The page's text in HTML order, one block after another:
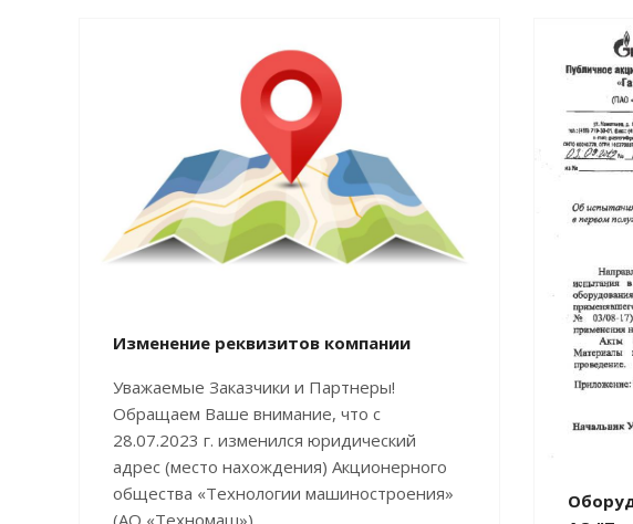
Изменение реквизитов компании
Уважаемые Заказчики и Партнеры!
Обращаем Ваше внимание, что с
28.07.2023 г. изменился юридический
адрес (место нахождения) Акционерного
общества «Технологии машиностроения»